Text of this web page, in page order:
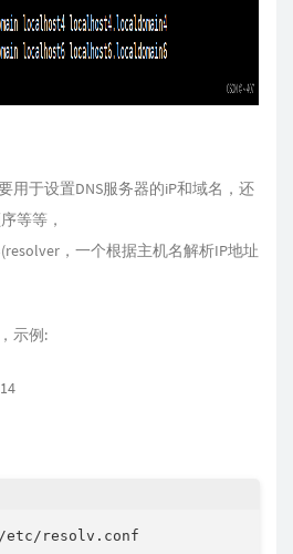
用于设置DNS服务器的iP和域名，还
等等，
，一个根据主机名解析IP地址
示例:
etc/resolv.conf